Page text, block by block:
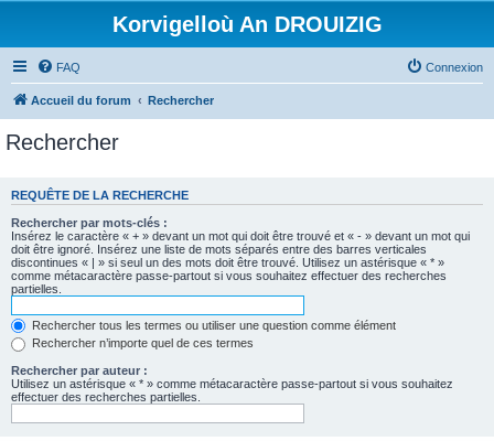
Korvigelloù An DROUIZIG
FAQ Connexion
Accueil du forum Rechercher
Rechercher
REQUÊTE DE LA RECHERCHE
Rechercher par mots-clés :
Insérez le caractère « + » devant un mot qui doit être trouvé et « - » devant un mot qui
doit être ignoré. Insérez une liste de mots séparés entre des barres verticales
discontinues « | » si seul un des mots doit être trouvé. Utilisez un astérisque « * »
comme métacaractère passe-partout si vous souhaitez effectuer des recherches
partielles.
Rechercher tous les termes ou utiliser une question comme élément
Rechercher n’importe quel de ces termes
Rechercher par auteur :
Utilisez un astérisque « * » comme métacaractère passe-partout si vous souhaitez
effectuer des recherches partielles.